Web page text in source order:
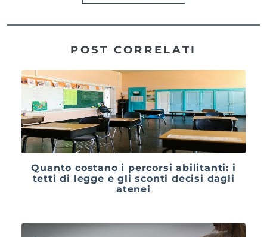
POST CORRELATI
Quanto costano i percorsi abilitanti: i
tetti di legge e gli sconti decisi dagli
atenei